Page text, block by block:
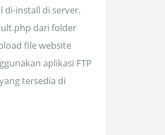
di-install di server.
dari folder
file website
aplikasi FTP
tersedia di